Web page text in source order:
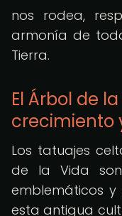
nos rodea,
armonía de
Tierra.
El Árbol de
crecimiento
Los tatuajes
de la Vida
emblemáticos
esta antigua